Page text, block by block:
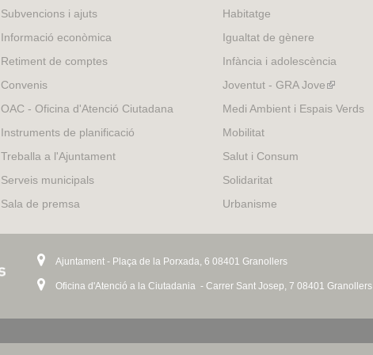
Subvencions i ajuts
Informació econòmica
Retiment de comptes
Convenis
OAC - Oficina d'Atenció Ciutadana
Instruments de planificació
Treballa a l'Ajuntament
Serveis municipals
Sala de premsa
Habitatge
Igualtat de gènere
Infància i adolescència
Joventut - GRA Jove(link
is
Medi Ambient i Espais Verds
Mobilitat
Salut i Consum
Solidaritat
Urbanisme
Ajuntament - Plaça de la Porxada, 6 08401 Granollers
Oficina d'Atenció a la Ciutadania - Carrer Sant Josep, 7 08401 Granollers